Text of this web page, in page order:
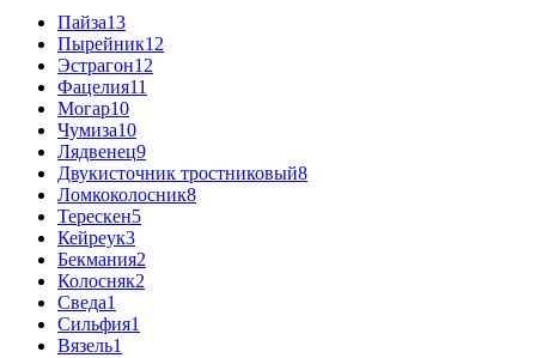
Пайза13
Пырейник12
Эстрагон12
Фацелия11
Могар10
Чумиза10
Лядвенец9
Двукисточник тростниковый8
Ломкоколосник8
Терескен5
Кейреук3
Бекмания2
Колосняк2
Сведа1
Сильфия1
Вязель1